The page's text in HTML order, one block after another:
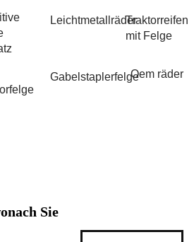
LeichtmetallräderTraktorreifen
mit Felge
GabelstaplerfelgeOem räder
Sie